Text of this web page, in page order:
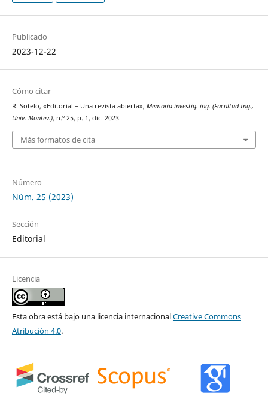
Publicado
2023-12-22
Cómo citar
R. Sotelo, «Editorial – Una revista abierta», Memoria investig. ing. (Facultad Ing.,
Univ. Montev.), n.º 25, p. 1, dic. 2023.
Más formatos de cita
Número
Núm. 25 (2023)
Sección
Editorial
Licencia
Esta obra está bajo una licencia internacionalCreative Commons
Atribución 4.0.